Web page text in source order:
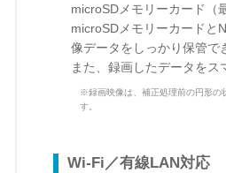
microSDメモリーカード（
microSDメモリーカードと
像データをしっかり保管で
また、録画したデータを
※録画映像は、補正処理前の円形の
す。
Wi-Fi／有線LAN対応